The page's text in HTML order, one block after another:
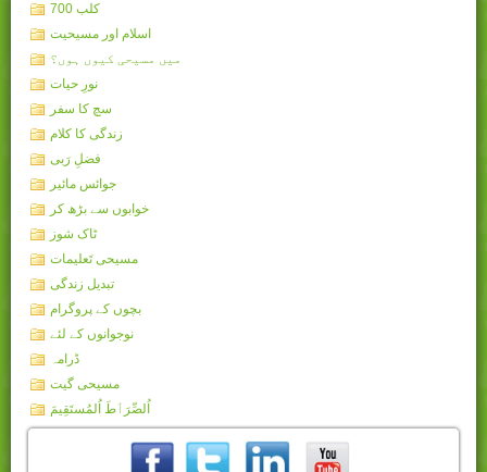
کلب 700
اسلام اور مسیحیت
میں مسیحی کیوں ہوں؟
نورِ حیات
سچ کا سفر
زندگی کا کلام
فضلِ رَبی
جوائس مائیر
خوابوں سے بڑھ کر
ٹاک شوز
مسیحی تَعلیمات
تبدیل زندگی
بچوں کے پروگرام
نوجوانوں کے لئے
ڈرامہ
مسیحی گیت
اُلصِّرَٲطَ اُلمُستَقِيمَ